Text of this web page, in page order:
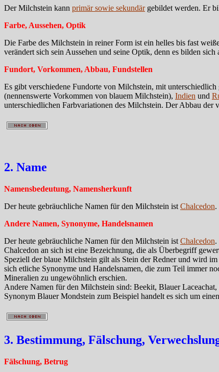
Der Milchstein kann primär sowie sekundärgebildet werden. Er
Farbe, Aussehen, Optik
Die Farbe des Milchstein in reiner Form ist ein helles bis fast
verändert sich sein Aussehen und seine Optik, denn es bilden
Fundort, Vorkommen, Abbau, Fundstellen
Es gibt verschiedene Fundorte von Milchstein, mit
(nennenswerte Vorkommen von blauem Milchstein), Indien und
unterschiedlichen Farbvariationen des Milchstein. Der Abbau
2. Name
Namensbedeutung, Namensherkunft
Der heute gebräuchliche Namen für den Milchstein ist Chalcedon.
Andere Namen, Synonyme, Handelsnamen
Der heute gebräuchliche Namen für den Milchstein ist Chalcedon.
Chalcedon an sich ist eine Bezeichnung, die als Überbegriff
Speziell der blaue Milchstein gilt als Stein der Redner und wird
sich etliche Synonyme und Handelsnamen, die zum Teil immer
Mineralien zu ungewöhnlich erschien.
Andere Namen für den Milchstein sind: Beekit, Blauer
Synonym Blauer Mondstein zum Beispiel handelt es sich um
3. Bestimmung, Fälschung,
Fälschung, Betrug